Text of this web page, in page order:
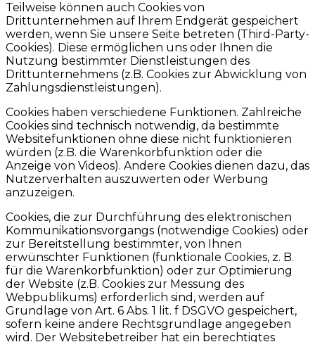
Teilweise können auch Cookies von
Drittunternehmen auf Ihrem Endgerät gespeichert
werden, wenn Sie unsere Seite betreten (Third-Party-
Cookies). Diese ermöglichen uns oder Ihnen die
Nutzung bestimmter Dienstleistungen des
Drittunternehmens (z.B. Cookies zur Abwicklung von
Zahlungsdienstleistungen).
Cookies haben verschiedene Funktionen. Zahlreiche
Cookies sind technisch notwendig, da bestimmte
Websitefunktionen ohne diese nicht funktionieren
würden (z.B. die Warenkorbfunktion oder die
Anzeige von Videos). Andere Cookies dienen dazu, das
Nutzerverhalten auszuwerten oder Werbung
anzuzeigen.
Cookies, die zur Durchführung des elektronischen
Kommunikationsvorgangs (notwendige Cookies) oder
zur Bereitstellung bestimmter, von Ihnen
erwünschter Funktionen (funktionale Cookies, z. B.
für die Warenkorbfunktion) oder zur Optimierung
der Website (z.B. Cookies zur Messung des
Webpublikums) erforderlich sind, werden auf
Grundlage von Art. 6 Abs. 1 lit. f DSGVO gespeichert,
sofern keine andere Rechtsgrundlage angegeben
wird. Der Websitebetreiber hat ein berechtigtes